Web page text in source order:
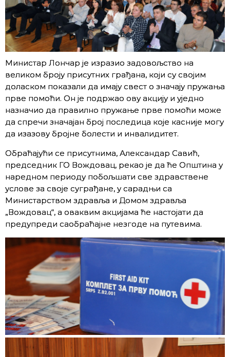
Министар Лончар је изразио задовољство на
великом броју присутних грађана, који су својим
доласком показали да имају свест о значају пружања
прве помоћи. Он је подржао ову акцију и уједно
назначио да правилно пружање прве помоћи може
да спречи значајан број последица које касније могу
да изазову бројне болести и инвалидитет.
Обраћајући се присутнима, Александар Савић,
председник ГО Вождовац, рекао је да ће Општина у
наредном периоду побољшати све здравствене
услове за своје суграђане, у сарадњи са
Министарством здравља и Домом здравља
„Вождовац“, а оваквим акцијама ће настојати да
предупреди саобраћајне незгоде на путевима.